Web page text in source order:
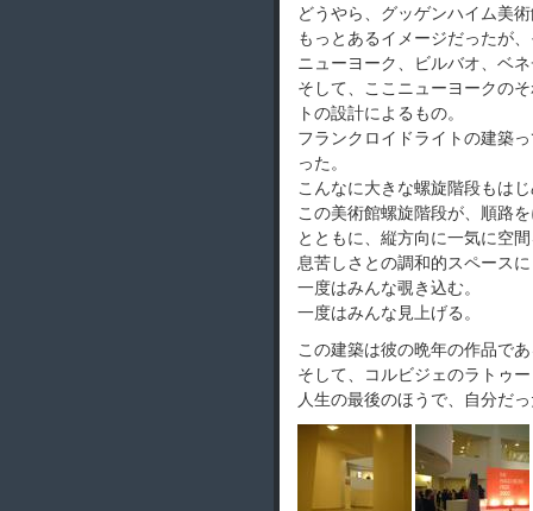
どうやら、グッゲンハイム美
もっとあるイメージだったが
ニューヨーク、ビルバオ、ベ
そして、ここニューヨークの
トの設計によるもの。
フランクロイドライトの建築
った。
こんなに大きな螺旋階段もは
この美術館螺旋階段が、順路
とともに、縦方向に一気に空
息苦しさとの調和的スペース
一度はみんな覗き込む。
一度はみんな見上げる。
この建築は彼の晩年の作品で
そして、コルビジェのラトゥ
人生の最後のほうで、自分だ